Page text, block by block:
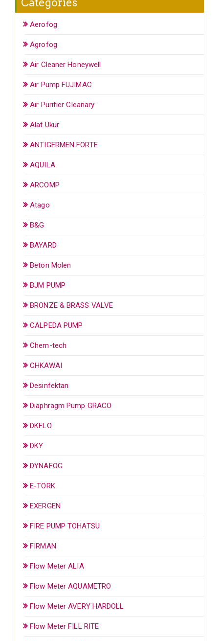
Aerofog
Agrofog
Air Cleaner Honeywell
Air Pump FUJIMAC
Air Purifier Cleanary
Alat Ukur
ANTIGERMEN FORTE
AQUILA
ARCOMP
Atago
B&G
BAYARD
Beton Molen
BJM PUMP
BRONZE & BRASS VALVE
CALPEDA PUMP
Chem-tech
CHKAWAI
Desinfektan
Diaphragm Pump GRACO
DKFLO
DKY
DYNAFOG
E-TORK
EXERGEN
FIRE PUMP TOHATSU
FIRMAN
Flow Meter ALIA
Flow Meter AQUAMETRO
Flow Meter AVERY HARDOLL
Flow Meter FILL RITE